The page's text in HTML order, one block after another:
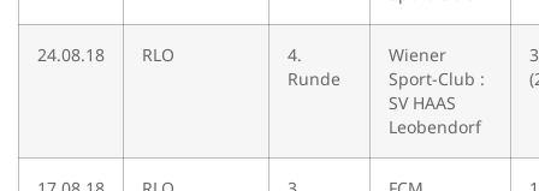
24.08.18 RLO
4.
Runde
Wiener
Sport-Club :
SV HAAS
Leobendorf